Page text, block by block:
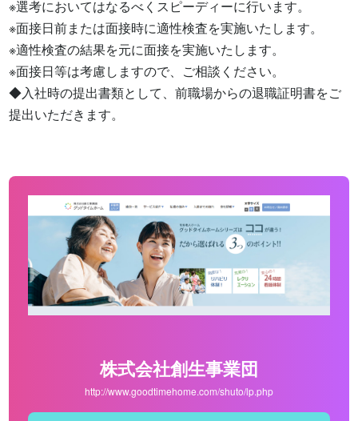
※選考においてはなるべくスピーディーに行います。
※面接日前または面接時に適性検査を実施いたします。
※適性検査の結果を元に面接を実施いたします。
※面接日等は考慮しますので、ご相談ください。
◆入社時の提出書類として、前職場からの退職証明書をご
提出いただきます。
株式会社創生事業団
http://www.goodtimehome.com/shuto/lp.php